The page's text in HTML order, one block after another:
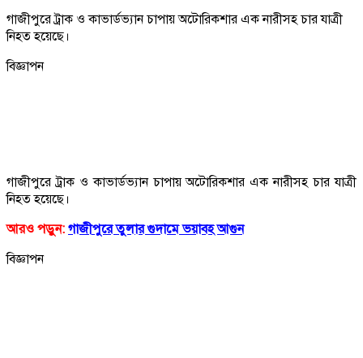
গাজীপুরে ট্রাক ও কাভার্ডভ্যান চাপায় অটোরিকশার এক নারীসহ চার যাত্রী
নিহত হয়েছে।
বিজ্ঞাপন
গাজীপুরে ট্রাক ও কাভার্ডভ্যান চাপায় অটোরিকশার এক নারীসহ চার যাত্রী
নিহত হয়েছে।
আরও পড়ুন: গাজীপুরে তুলার গুদামে ভয়াবহ আগুন
বিজ্ঞাপন